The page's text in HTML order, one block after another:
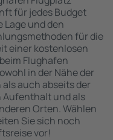
für jedes Budget
Lage und den
für die
einer kostenlosen
Flughafen
in der Nähe der
auch abseits der
Aufenthalt und als
Orten. Wählen
Sie sich noch
vor!